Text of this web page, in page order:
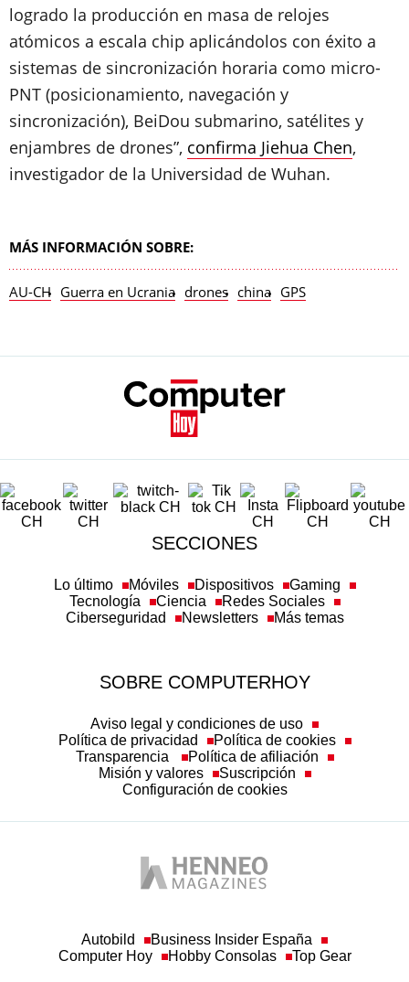
logrado la producción en masa de relojes
atómicos a escala chip aplicándolos con éxito a
sistemas de sincronización horaria como micro-
PNT (posicionamiento, navegación y
sincronización), BeiDou submarino, satélites y
enjambres de drones”, confirma Jiehua Chen,
investigador de la Universidad de Wuhan.
MÁS INFORMACIÓN SOBRE:
AU-CH Guerra en Ucrania drones china GPS
SECCIONES
Lo último Móviles Dispositivos
Gaming
Tecnología
Ciencia
Redes Sociales
Ciberseguridad
Newsletters Más temas
SOBRE COMPUTERHOY
Aviso legal y condiciones de uso
Política de privacidad
Política de cookies
Transparencia
Política de afiliación
Misión y valores
Suscripción
Configuración de cookies
Autobild
Business Insider España
Computer Hoy
Hobby Consolas Top Gear